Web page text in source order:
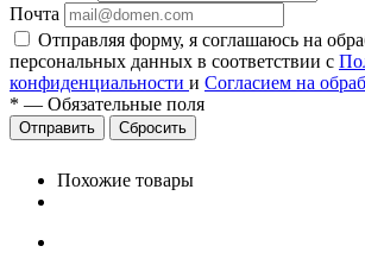
Почта
Отправляя форму, я соглашаюсь на
персональных данных в соответствии с
конфиденциальности и Согласием на
* — Обязательные поля
Сбросить
Похожие товары